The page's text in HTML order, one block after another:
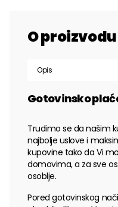
O proizvodu
Opis
Gotovinsko
Trudimo se da našim
najbolje uslove i
kupovine tako da Vi
domovima, a za sve
osoblje.
Pored gotovinskog